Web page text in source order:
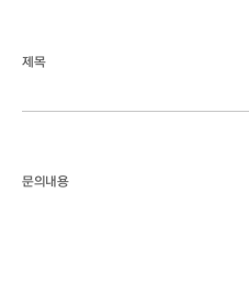
제목
문의내용